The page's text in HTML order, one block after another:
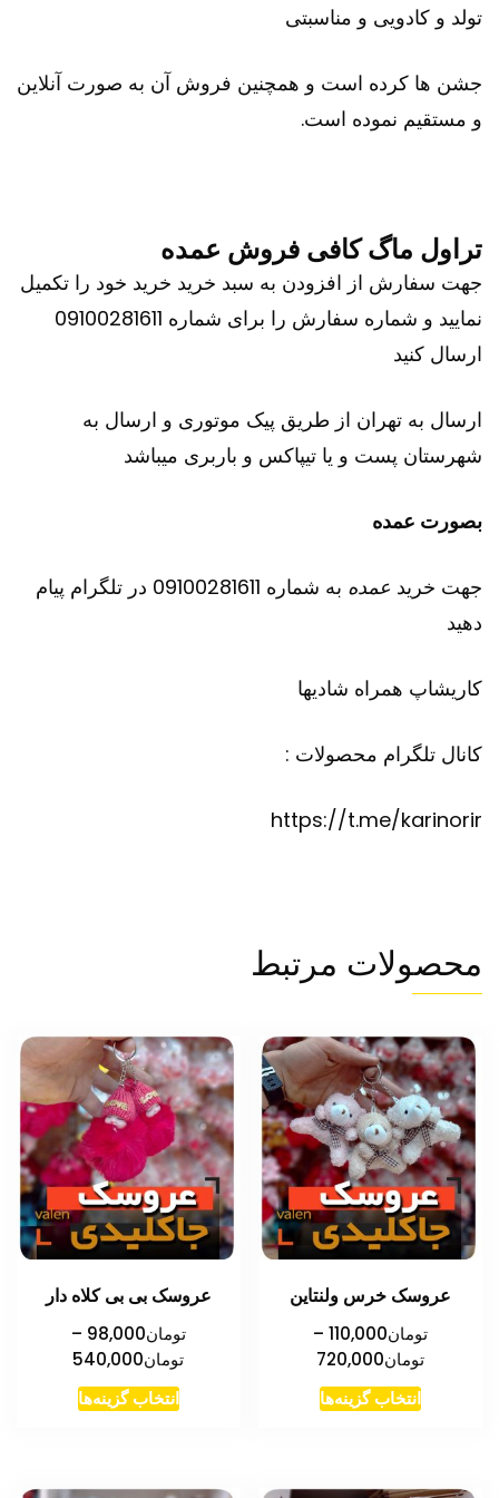
تولد و کادویی و مناسبتی
جشن ها کرده است و همچنین فروش آن به صورت آنلاین
و مستقیم نموده است.
تراول ماگ کافی فروش عمده
جهت سفارش از افزودن به سبد خرید خرید خود را تکمیل
نمایید و شماره سفارش را برای شماره 09100281611
ارسال کنید
ارسال به تهران از طریق پیک موتوری و ارسال به
شهرستان پست و یا تیپاکس و باربری میباشد
بصورت عمده
جهت خرید عمده
به شماره 09100281611 در تلگرام پیام
دهید
کاریشاپ همراه شادیها
کانال تلگرام محصولات :
https://t.me/karinorir
محصولات مرتبط
عروسک خرس ولنتاین
تومان110,000
–
تومان720,000محدوده
انتخاب گزینه‌هااین
انواع
عروسک بی بی کلاه دار
تومان98,000
–
تومان540,000محدوده
انتخاب گزینه‌هااین
انواع